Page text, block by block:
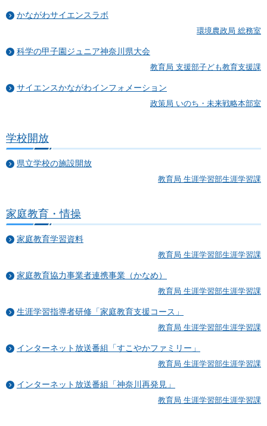
かながわサイエンスラボ
環境農政局 総務室
科学の甲子園ジュニア神奈川県大会
教育局 支援部子ども教育支援課
サイエンスかながわインフォメーション
政策局 いのち・未来戦略本部室
学校開放
県立学校の施設開放
教育局 生涯学習部生涯学習課
家庭教育・情操
家庭教育学習資料
教育局 生涯学習部生涯学習課
家庭教育協力事業者連携事業（かなめ）
教育局 生涯学習部生涯学習課
生涯学習指導者研修「家庭教育支援コース」
教育局 生涯学習部生涯学習課
インターネット放送番組「すこやかファミリー」
教育局 生涯学習部生涯学習課
インターネット放送番組「神奈川再発見」
教育局 生涯学習部生涯学習課